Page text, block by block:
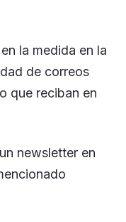
la medida en la
de correos
que reciban en
newsletter en